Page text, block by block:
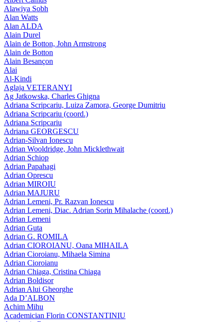
Alawiya Sobh
Alan Watts
Alan ALDA
Alain Durel
Alain de Botton, John Armstrong
Alain de Botton
Alain Besançon
Alai
Al-Kindi
Aglaja VETERANYI
Ag Jatkowska, Charles Ghigna
Adriana Scripcariu, Luiza Zamora, George Dumitriu
Adriana Scripcariu (coord.)
Adriana Scripcariu
Adriana GEORGESCU
Adrian-Silvan Ionescu
Adrian Wooldridge, John Micklethwait
Adrian Schiop
Adrian Papahagi
Adrian Oprescu
Adrian MIROIU
Adrian MAJURU
Adrian Lemeni, Pr. Razvan Ionescu
Adrian Lemeni, Diac. Adrian Sorin Mihalache (coord.)
Adrian Lemeni
Adrian Guta
Adrian G. ROMILA
Adrian CIOROIANU, Oana MIHAILA
Adrian Cioroianu, Mihaela Simina
Adrian Cioroianu
Adrian Chiaga, Cristina Chiaga
Adrian Boldisor
Adrian Alui Gheorghe
Ada D’ALBON
Achim Mihu
Academician Florin CONSTANTINIU